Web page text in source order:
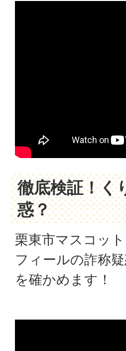
徹底検証！く
惑？
栗東市マスコッ
フィールの詐称
を確かめます！